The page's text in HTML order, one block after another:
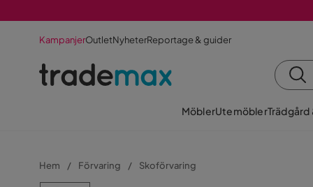
KampanjerOutletNyheterReportage & guider
MöblerUtemöblerTrädgård
Hem Förvaring Skoförvaring